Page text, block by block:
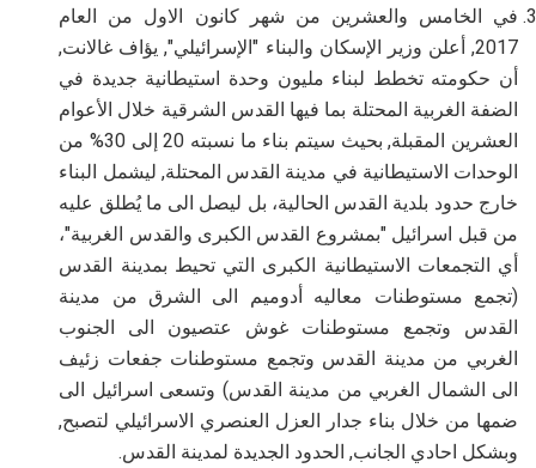
في الخامس والعشرين من شهر كانون الاول من العام
2017, أعلن وزير الإسكان والبناء "الإسرائيلي", يؤاف غالانت,
أن حكومته تخطط لبناء مليون وحدة استيطانية جديدة في
الضفة الغربية المحتلة بما فيها القدس الشرقية خلال الأعوام
العشرين المقبلة, بحيث سيتم بناء ما نسبته 20 إلى 30% من
الوحدات الاستيطانية في مدينة القدس المحتلة, ليشمل البناء
خارج حدود بلدية القدس الحالية، بل ليصل الى ما يُطلق عليه
من قبل اسرائيل "بمشروع القدس الكبرى والقدس الغربية"،
أي التجمعات الاستيطانية الكبرى التي تحيط بمدينة القدس
(تجمع مستوطنات معاليه أدوميم الى الشرق من مدينة
القدس وتجمع مستوطنات غوش عتصيون الى الجنوب
الغربي من مدينة القدس وتجمع مستوطنات جفعات زئيف
الى الشمال الغربي من مدينة القدس) وتسعى اسرائيل الى
ضمها من خلال بناء جدار العزل العنصري الاسرائيلي لتصبح,
وبشكل احادي الجانب, الحدود الجديدة لمدينة القدس.